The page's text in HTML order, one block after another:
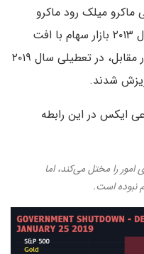
میلک رود ماکرو
(Milk Road Macro)، در تعطیلی سال ۲۰۱۳ بازار سهام با افت
مواجه شد اما بیت کوین رشد کرد. در مقابل، در تعطیلی سال ۲۰۱۹
شدند.
ایکس در این رابطه
را مختل می‌کند، اما
نبوده است.